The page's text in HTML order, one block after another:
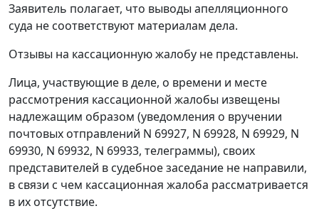
Заявитель полагает, что выводы апелляционного
суда не соответствуют материалам дела.
Отзывы на кассационную жалобу не представлены.
Лица, участвующие в деле, о времени и месте
рассмотрения кассационной жалобы извещены
надлежащим образом (уведомления о вручении
почтовых отправлений N 69927, N 69928, N 69929, N
69930, N 69932, N 69933, телеграммы), своих
представителей в судебное заседание не направили,
в связи с чем кассационная жалоба рассматривается
в их отсутствие.